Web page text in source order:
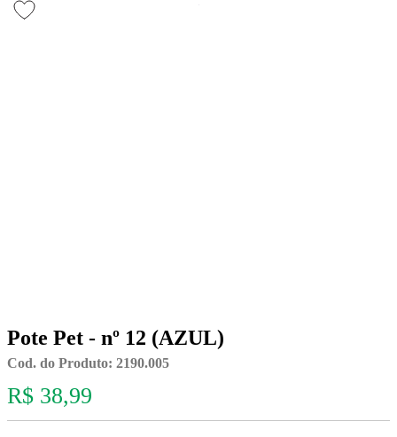
Pote Pet - nº 12 (AZUL)
Cod. do Produto: 2190.005
R$ 38,99